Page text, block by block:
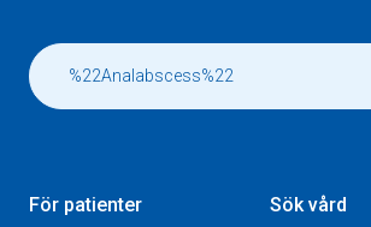
För patienter
Sök vård